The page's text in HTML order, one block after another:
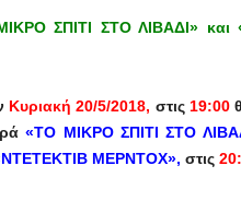
ΣΠΙΤΙ ΣΤΟ ΛΙΒΑΔΙ»
Κυριακή 20/5/2018, στις 19:00
«ΤΟ ΜΙΚΡΟ ΣΠΙΤΙ ΣΤΟ
ΜΕΡΝΤΟΧ», στις